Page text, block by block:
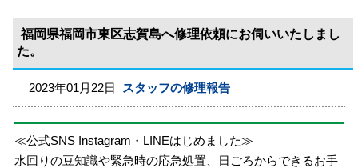
福岡県福岡市東区志賀島へ修理依頼にお伺いいたしまし
た。
2023年01月22日 スタッフの修理報告
≪公式SNS Instagram・LINEはじめました≫
水回りの豆知識や緊急時の応急処置、日ごろからできるお手